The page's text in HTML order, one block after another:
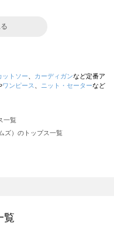
ットソー カーディガンなど定番ア
ワンピース ニット・セーターなど
一覧
ズ）のトップス一覧
モスモス）のトップス一覧
トップス一覧
覧